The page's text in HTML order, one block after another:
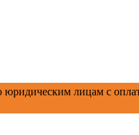
юридическим лицам с